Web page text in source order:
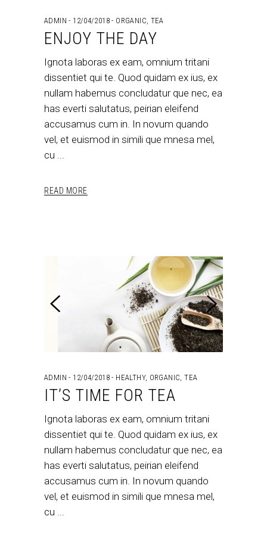
ADMIN 12/04/2018 ORGANIC, TEA
ENJOY THE DAY
Ignota laboras ex eam, omnium tritani
dissentiet qui te. Quod quidam ex ius, ex
nullam habemus concludatur que nec, ea
has everti salutatus, peirian eleifend
accusamus cum in. In novum quando
vel, et euismod in simili que mnesa mel,
cu
READ MORE
ADMIN 12/04/2018 HEALTHY, ORGANIC ,TEA
IT’S TIME FOR TEA
Ignota laboras ex eam, omnium tritani
dissentiet qui te. Quod quidam ex ius, ex
nullam habemus concludatur que nec, ea
has everti salutatus, peirian eleifend
accusamus cum in. In novum quando
vel, et euismod in simili que mnesa mel,
cu